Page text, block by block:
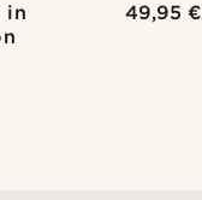
in
49,95 €